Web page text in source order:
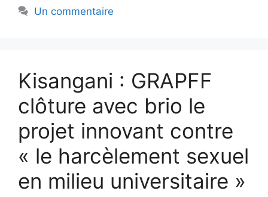
Un commentaire
Kisangani : GRAPFF
clôture avec brio le
projet innovant contre
« le harcèlement sexuel
en milieu universitaire »